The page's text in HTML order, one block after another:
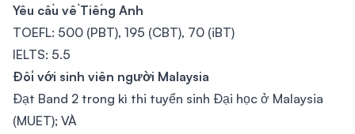
Yêu cầu về Tiếng Anh
TOEFL: 500 (PBT), 195 (CBT), 70 (iBT)
IELTS: 5.5
Đối với sinh viên người Malaysia
Đạt Band 2 trong kì thi tuyển sinh Đại học ở Malaysia
(MUET); VÀ